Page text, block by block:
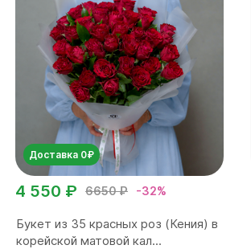
Доставка 0₽
6650 ₽ -32%
4 550 ₽
Букет из 35 красных роз (Кения) в
корейской матовой кал...